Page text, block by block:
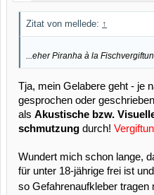
Zitat von mellede: ↑
...eher Piranha à la
Tja, mein Gelabere geht - je
gesprochen oder
als Akustische bzw.
schmutzung durch!
Wundert mich schon lange,
für unter 18-jährige frei ist
so Gefahrenaufkleber tragen